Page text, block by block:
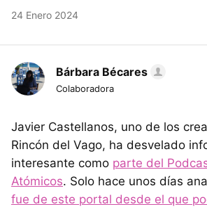
24 Enero 2024
Bárbara Bécares
Colaboradora
Javier Castellanos, uno de los
Rincón del Vago, ha desvelado
interesante como parte del
Atómicos. Solo hace unos días
fue de este portal desde el que